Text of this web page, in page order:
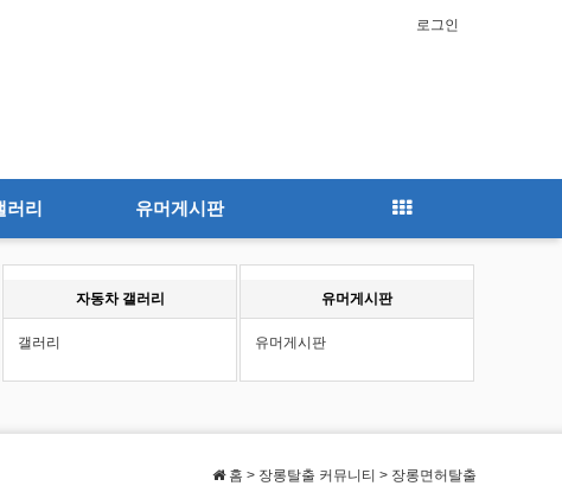
로그인
러리 유머게시판
자동차 갤러리
갤러리
유머게시판
유머게시판
홈 > 장롱탈출 커뮤니티 > 장롱면허탈출